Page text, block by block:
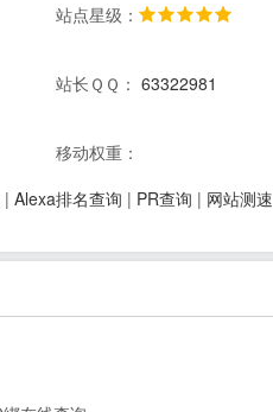
站点星级：
站长ＱＱ： 63322981
移动权重：
| Alexa排名查询 | PR查询 | 网站测速